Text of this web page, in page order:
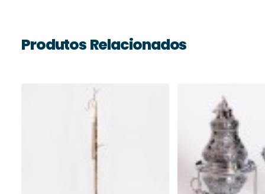
Produtos Relacionados